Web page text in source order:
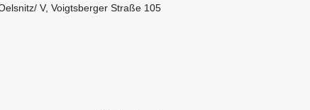
V, Voigtsberger Straße 105